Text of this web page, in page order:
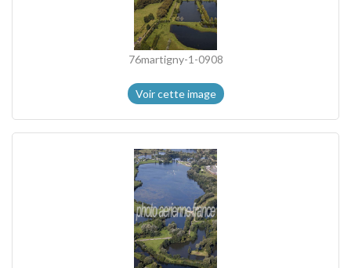
76martigny-1-0908
Voir cette image